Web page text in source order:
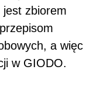
zbiorem
a więc
w GIODO.